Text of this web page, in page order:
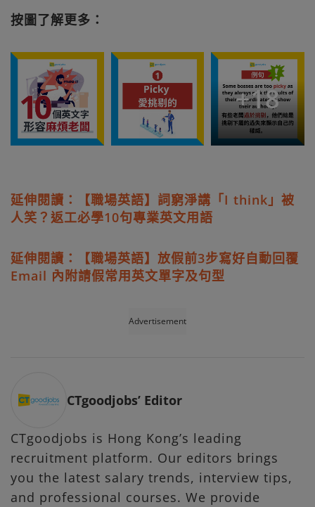
按圖了解更多：
+18
延伸閱讀：【職場英語】詞窮淨講「I think」被
人笑？返工必學10句專業英文用語
延伸閱讀：【職場英語】放假前3步寫好自動回覆
Email 內附請假常用英文單字及句型
Advertisement
CTgoodjobs’ Editor
CTgoodjobs is Hong Kong’s leading
recruitment platform. Our editors brings
you the latest salary trends, interview tips,
and professional courses. We provide